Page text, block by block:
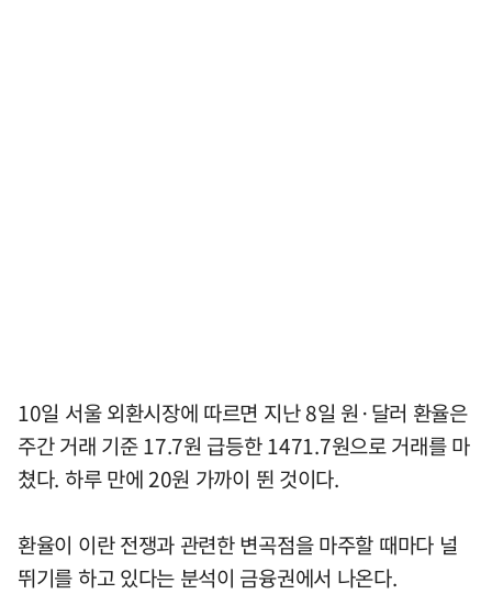
10일 서울 외환시장에 따르면 지난 8일 원·달러 환율은
주간 거래 기준 17.7원 급등한 1471.7원으로 거래를 마
쳤다. 하루 만에 20원 가까이 뛴 것이다.
환율이 이란 전쟁과 관련한 변곡점을 마주할 때마다 널
뛰기를 하고 있다는 분석이 금융권에서 나온다.